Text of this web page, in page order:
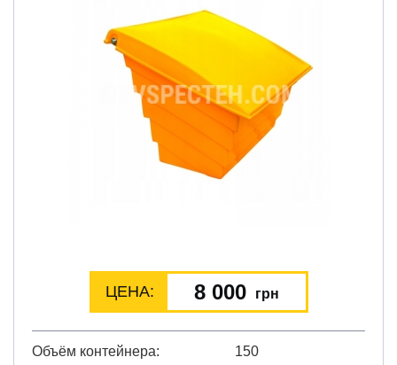
ЦЕНА: 8 000 грн
Объём контейнера 150